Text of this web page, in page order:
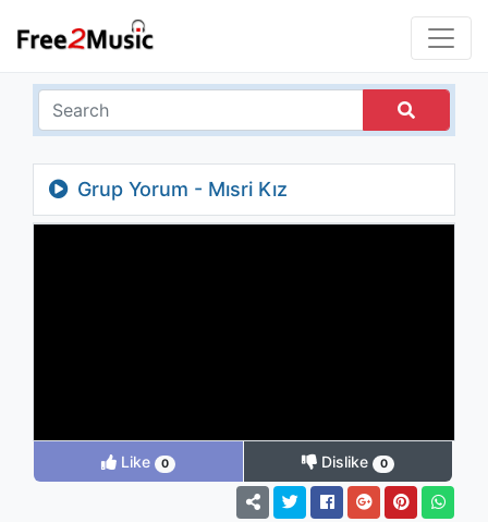
Grup Yorum - Mısri Kız
Like 0 Dislike 0